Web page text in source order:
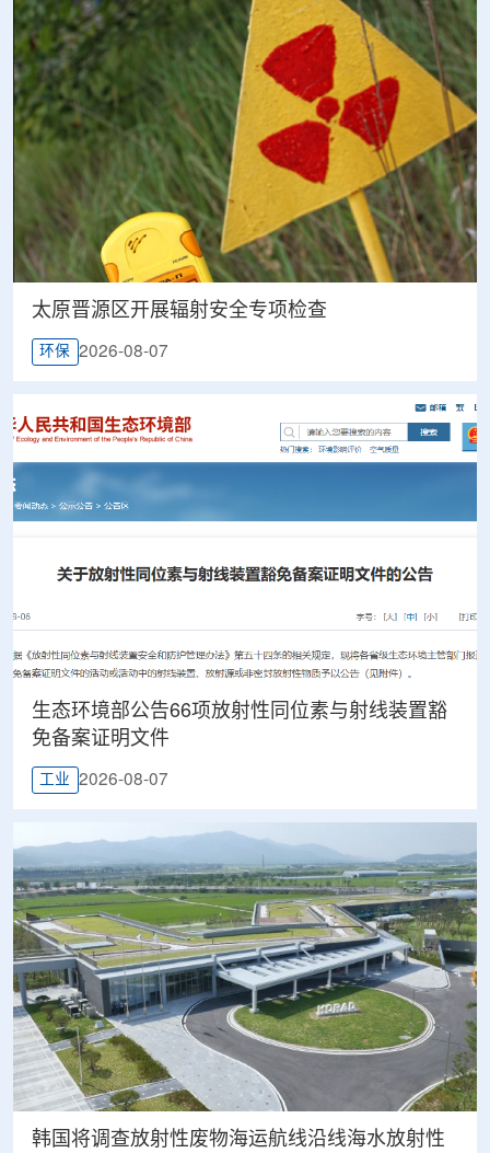
太原晋源区开展辐射安全专项检查
环保 2026-08-07
生态环境部公告66项放射性同位素与射线装置豁
免备案证明文件
工业 2026-08-07
韩国将调查放射性废物海运航线沿线海水放射性